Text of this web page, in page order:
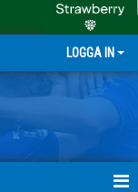
LOGGA IN